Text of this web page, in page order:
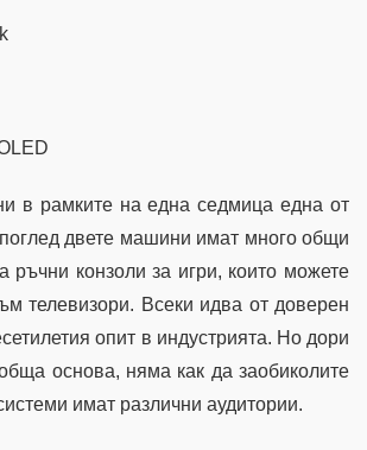
в рамките на една седмица една от
двете машини имат много общи
ръчни конзоли за игри, които можете
телевизори. Всеки идва от доверен
опит в индустрията. Но дори
основа, няма как да заобиколите
имат различни аудитории.